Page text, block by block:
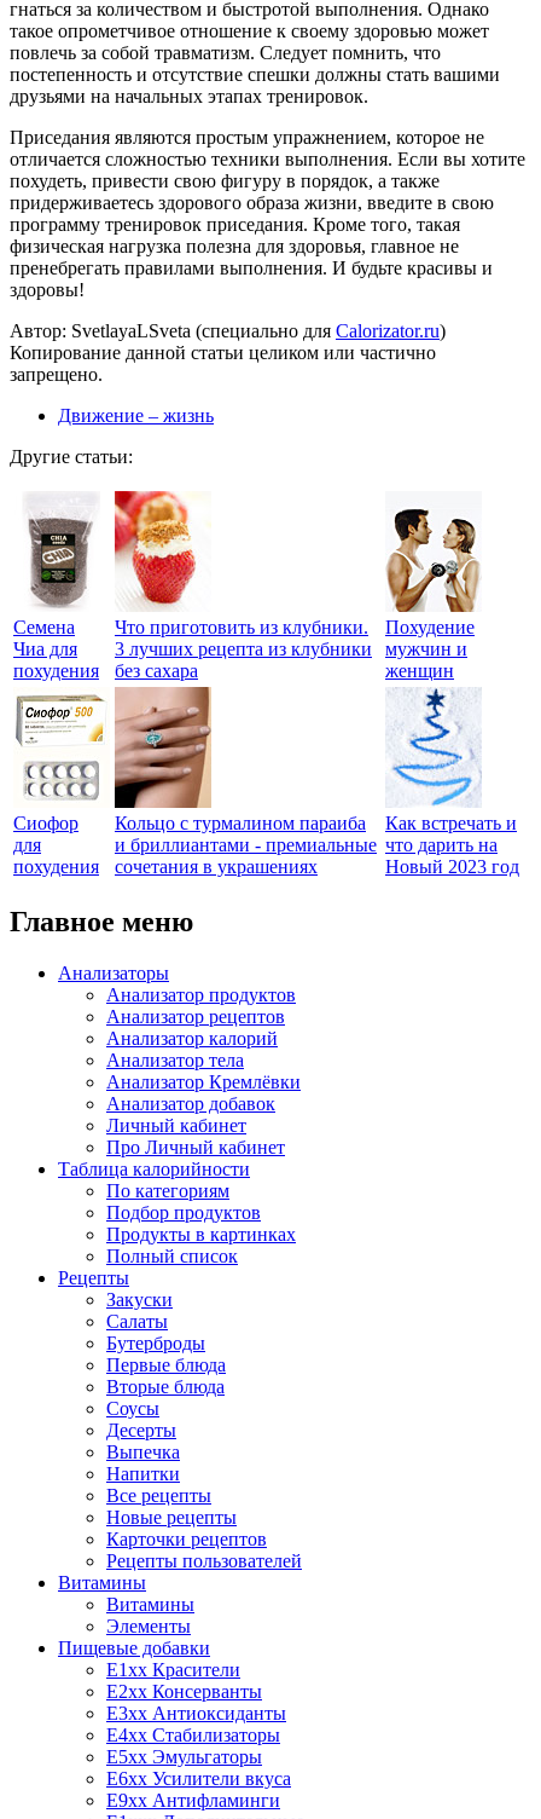
гнаться за количеством и быстротой выполнения. Однако
такое опрометчивое отношение к своему здоровью может
повлечь за собой травматизм. Следует помнить, что
постепенность и отсутствие спешки должны стать вашими
друзьями на начальных этапах тренировок.
Приседания являются простым упражнением, которое не
отличается сложностью техники выполнения. Если вы хотите
похудеть, привести свою фигуру в порядок, а также
придерживаетесь здорового образа жизни, введите в свою
программу тренировок приседания. Кроме того, такая
физическая нагрузка полезна для здоровья, главное не
пренебрегать правилами выполнения. И будьте красивы и
здоровы!
Автор: SvetlayaLSveta (специально для Calorizator.ru)
Копирование данной статьи целиком или частично
запрещено.
Движение – жизнь
Другие статьи:
Семена
Чиа для
похудения
Что приготовить из клубники.
3 лучших рецепта из клубники
без сахара
Похудение
мужчин и
женщин
Сиофор
для
похудения
Кольцо с турмалином параиба
и бриллиантами - премиальные
сочетания в украшениях
Как встречать и
что дарить на
Новый 2023 год
Главное меню
Анализаторы
Анализатор продуктов
Анализатор рецептов
Анализатор калорий
Анализатор тела
Анализатор Кремлёвки
Анализатор добавок
Личный кабинет
Про Личный кабинет
Таблица калорийности
По категориям
Подбор продуктов
Продукты в картинках
Полный список
Рецепты
Закуски
Салаты
Бутерброды
Первые блюда
Вторые блюда
Соусы
Десерты
Выпечка
Напитки
Все рецепты
Новые рецепты
Карточки рецептов
Рецепты пользователей
Витамины
Витамины
Элементы
Пищевые добавки
E1xx Красители
E2xx Консерванты
E3xx Антиоксиданты
E4xx Стабилизаторы
E5xx Эмульгаторы
E6xx Усилители вкуса
E9xx Антифламинги